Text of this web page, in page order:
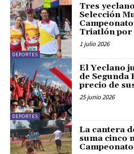
DEPORTES
Tres
Selección
Triatlón por
1 julio 2026
DEPORTES
El Yeclano
de Segunda
precio de
25 junio 2026
La cantera
suma cinco